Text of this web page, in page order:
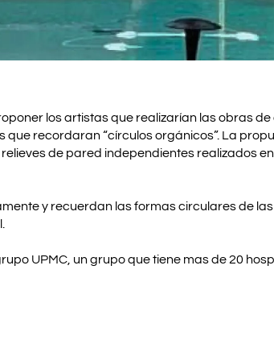
los artistas que realizarían las obras
recordaran “círculos orgánicos”. La
de pared independientes realizados
y recuerdan las formas circulares de
UPMC, un grupo que tiene mas de 20